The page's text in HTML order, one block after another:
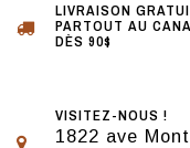
LIVRAISON
PARTOUT AU
DÈS 90$
VISITEZ-NOUS !
1822 ave